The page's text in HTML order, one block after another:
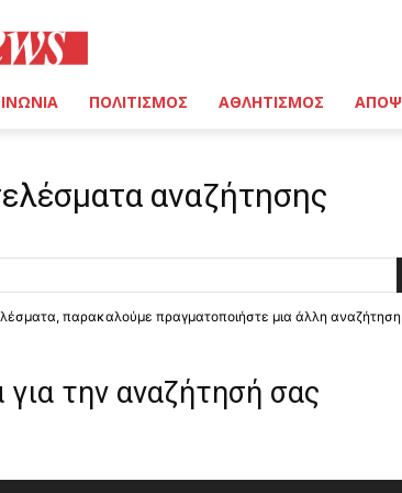
ΠΟΛΙΤΙΣΜΟΣ ΑΘΛΗΤΙΣΜΟΣ
αναζήτησης
παρακαλούμε πραγματοποιήστε μια άλλη αναζήτηση
την αναζήτησή σας